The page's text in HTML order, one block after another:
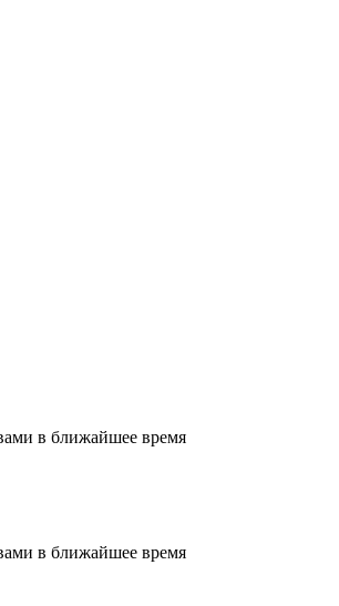
в ближайшее время
в ближайшее время